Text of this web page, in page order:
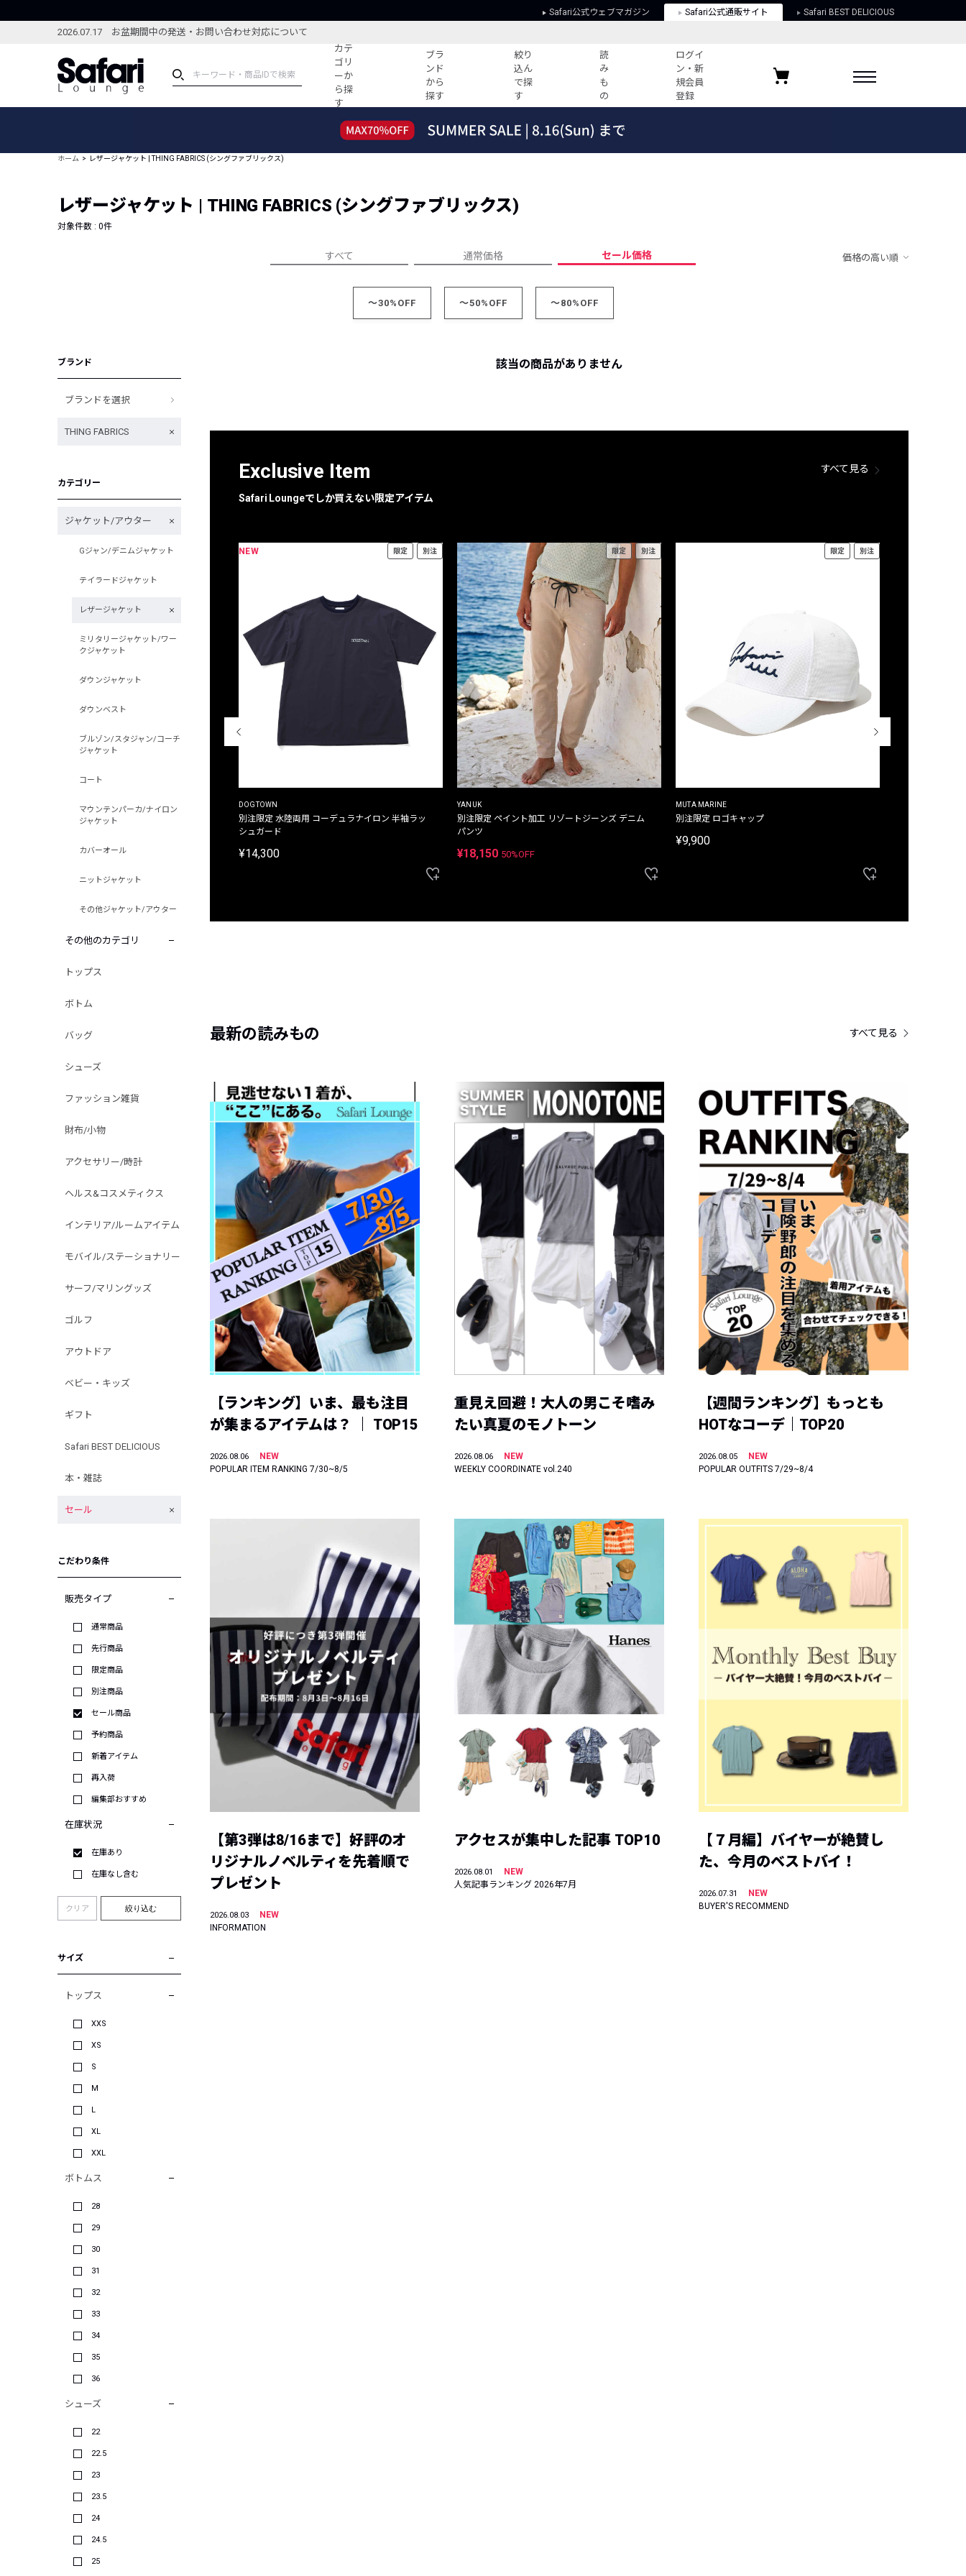
Safari公式ウェブマガジン Safari公式通販サイト Safari BEST DELICIOUS
2026.07.17 お盆期間中の発送・お問い合わせ対応について
カテ
ゴリ
ーか
ら探
す
ブラ
ンド
から
探す
絞り
込ん
で探
す
読
み
も
の
ログイ
ン・新
規会員
登録
ブランドから探す
新着アイテム
編集部のおすすめアイテム
特集記事
コーディネート
すべての記事
ーデ紹介
HOTなコーデ TOP20
人気記事ランキング
ウィークリーコーデ
プライバシーポリシー
お気に入りブランド
ホーム レザージャケット | THING FABRICS (シングファブリックス)
レザージャケット | THING FABRICS (シングファブリックス)
対象件数 : 0件
すべて 通常価格 セール価格 価格の高い順
～30%OFF ～50%OFF ～80%OFF
ブランド
ブランドを選択
THING FABRICS
カテゴリー
ジャケット/アウター
Gジャン/デニムジャケット
テイラードジャケット
レザージャケット
ミリタリージャケット/ワー
クジャケット
ダウンジャケット
ダウンベスト
ブルゾン/スタジャン/コーチ
ジャケット
コート
マウンテンパーカ/ナイロン
ジャケット
カバーオール
ニットジャケット
その他ジャケット/アウター
その他のカテゴリ
トップス
ボトム
バッグ
シューズ
ファッション雑貨
財布/小物
アクセサリー/時計
ヘルス&コスメティクス
インテリア/ルームアイテム
モバイル/ステーショナリー
サーフ/マリングッズ
ゴルフ
アウトドア
ベビー・キッズ
ギフト
Safari BEST DELICIOUS
本・雑誌
セール
こだわり条件
販売タイプ
通常商品
先行商品
限定商品
別注商品
セール商品
予約商品
新着アイテム
再入荷
編集部おすすめ
在庫状況
在庫あり
在庫なし含む
クリア 絞り込む
サイズ
トップス
XXS
XS
S
M
L
XL
XXL
ボトムス
28
29
30
31
32
33
34
35
36
シューズ
22
22.5
23
23.5
24
24.5
25
該当の商品がありません
Exclusive Item
Safari Loungeでしか買えない限定アイテム
すべて見る
THE DUFFER OF ST.GEORGE
別注限定 ピグメントダイ バックプリント サーフ
NEW 限定 別注
DOGTOWN
別注限定 水陸両用 コーデュラナイロン 半袖ラッ
シュガード
¥14,300
限定 別注
YANUK
別注限定 ペイント加工 リゾートジーンズ デニム
パンツ
¥18,150 50%OFF
限定 別注
MUTA MARINE
別注限定 ロゴキャップ
¥9,900
最新の読みもの すべて見る
【ランキング】いま、最も注目
が集まるアイテムは？ ｜ TOP15
2026.08.06
NEW
POPULAR ITEM RANKING 7/30~8/5
重見え回避！大人の男こそ嗜み
たい真夏のモノトーン
2026.08.06
NEW
WEEKLY COORDINATE vol.240
【週間ランキング】もっとも
HOTなコーデ｜TOP20
2026.08.05
NEW
POPULAR OUTFITS 7/29~8/4
【第3弾は8/16まで】好評のオ
リジナルノベルティを先着順で
プレゼント
2026.08.03
NEW
INFORMATION
アクセスが集中した記事 TOP10
2026.08.01
NEW
人気記事ランキング 2026年7月
【７月編】バイヤーが絶賛し
た、今月のベストバイ！
2026.07.31
NEW
BUYER'S RECOMMEND